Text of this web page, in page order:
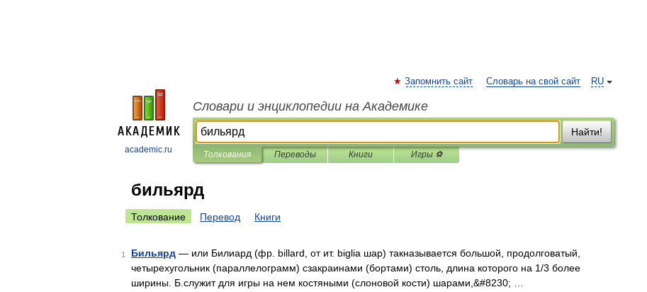
academic.ru
RU
Запомнить сайт Словарь на свой сайт
Словари и энциклопедии на Академике
Найти!
Толкования Переводы Книги Игры ⚽
бильярд
Толкование Перевод Книги
1 Бильярд — или Билиард (фр. billard, от ит. biglia шар) такназывается большой, продолговатый,
четырехугольник (параллелограмм) сзакраинами (бортами) столь, длина которого на 1/3 более
ширины. Б.служит для игры на нем костяными (слоновой кости) шарами,&#8230; …